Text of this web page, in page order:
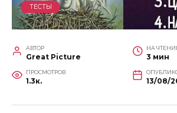
ТЕСТЫ
АВТОР
Great Picture
НА
3 мин
ПРОСМОТРОВ
1.3к. 13/08/